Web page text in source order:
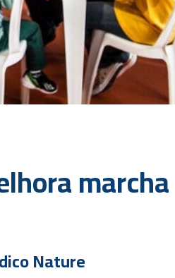
marcha
Nature